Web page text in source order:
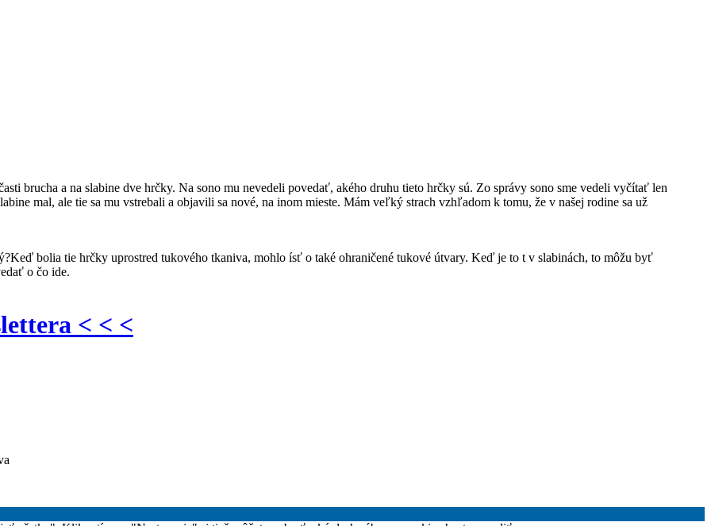
brucha a na slabine dve hrčky. Na sono mu nevedeli povedať, akého druhu tieto hrčky sú. Zo správy sono sme vedeli vyčítať len
mal, ale tie sa mu vstrebali a objavili sa nové, na inom mieste. Mám veľký strach vzhľadom k tomu, že v našej rodine sa už
bolia tie hrčky uprostred tukového tkaniva, mohlo ísť o také ohraničené tukové útvary. Keď je to t v slabinách, to môžu byť
o čo ide.
< < <